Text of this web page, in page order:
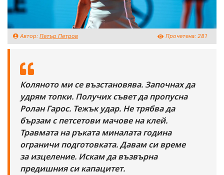
Автор: Петър Петров Прочетена: 281
Коляното ми се възстановява. Започнах да
удрям топки. Получих съвет да пропусна
Ролан Гарос. Тежък удар. Не трябва да
бързам с петсетови мачове на клей.
Травмата на ръката миналата година
ограничи подготовката. Давам си време
за изцеление. Искам да възвърна
предишния си капацитет.